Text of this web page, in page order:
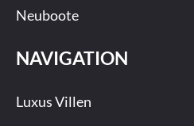
Neuboote
NAVIGATION
Luxus Villen